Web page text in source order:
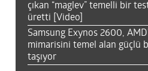
çıkan “maglev” temelli bir
üretti [Video]
Samsung Exynos 2600,
mimarisini temel alan güçlü
taşıyor